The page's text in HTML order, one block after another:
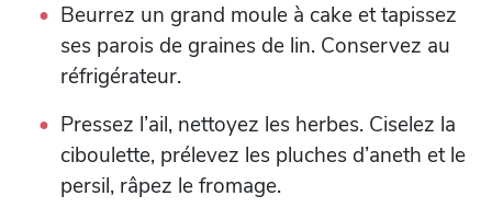
Beurrez un grand moule à cake et tapissez
ses parois de graines de lin. Conservez au
réfrigérateur.
Pressez l’ail, nettoyez les herbes. Ciselez la
ciboulette, prélevez les pluches d’aneth et le
persil, râpez le fromage.